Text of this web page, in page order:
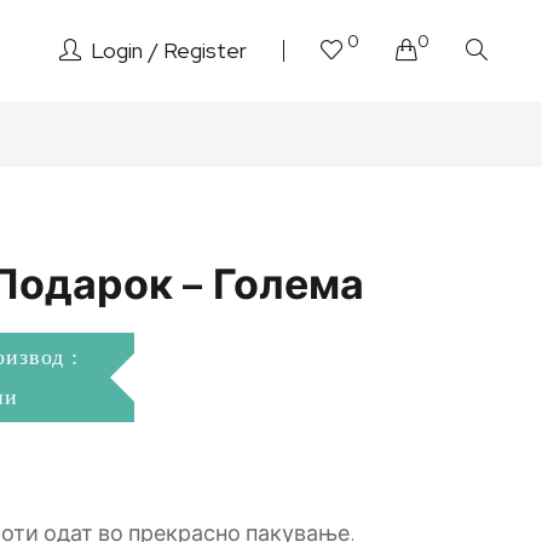
Login Register 0 0
– Голема
:
одат во прекрасно пакување.